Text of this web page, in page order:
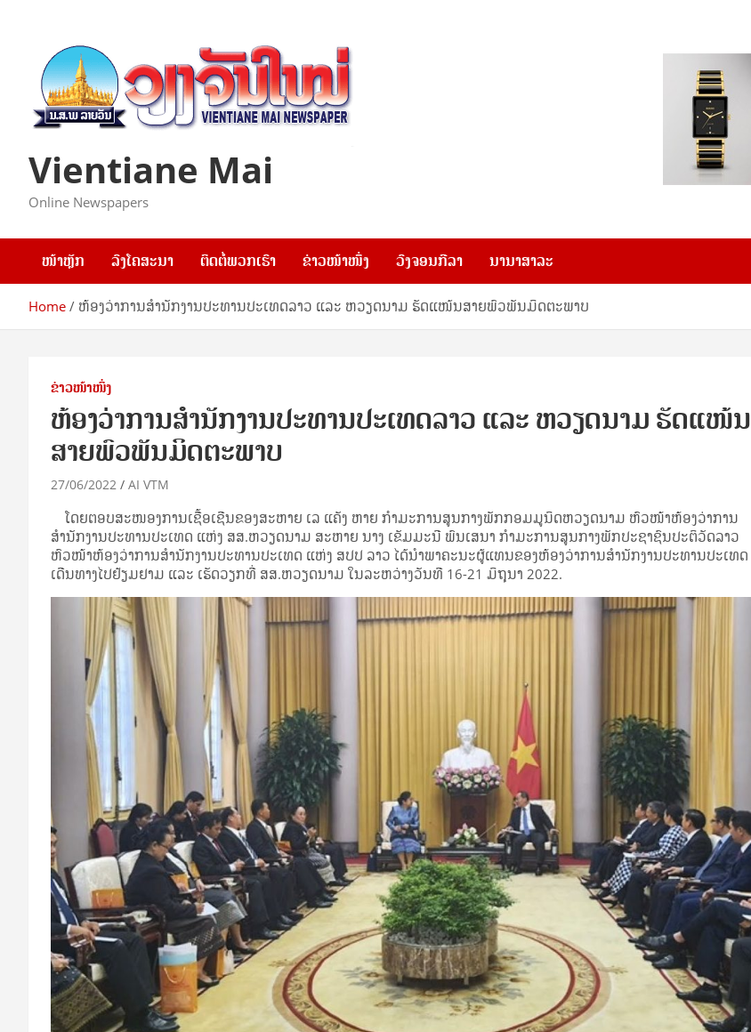
Vientiane Mai
Online Newspapers
ໜ້າຫຼັກ ລົງໂຄສະນາ ຕິດຕໍ່ພວກເຮົາ ຂ່າວໜ້າໜຶ່ງ ວົງຈອນກີລາ ນານາສາລະ
Home ຫ້ອງວ່າການສຳນັກງານປະທານປະເທດລາວ ແລະ ຫວຽດນາມ ຮັດແໜ້ນສາຍພົວພັນມິດຕະພາບ
ຂ່າວໜ້າໜຶ່ງ
ຫ້ອງວ່າການສຳນັກງານປະທານປະເທດລາວ ແລະ ຫວຽດນາມ ຮັດແໜ້ນ
ສາຍພົວພັນມິດຕະພາບ
27/06/2022 AI VTM
ໂດຍຕອບສະໜອງການເຊື້ອເຊີນຂອງສະຫາຍ ເລ ແຄັງ ຫາຍ ກຳມະການສູນກາງພັກກອມມູນິດຫວຽດນາມ ຫົວໜ້າຫ້ອງວ່າການ
ສຳນັກງານປະທານປະເທດ ແຫ່ງ ສສ.ຫວຽດນາມ ສະຫາຍ ນາງ ເຂັມມະນີ ພົນເສນາ ກຳມະການສູນກາງພັກປະຊາຊົນປະຕິວັດລາວ
ຫົວໜ້າຫ້ອງວ່າການສຳນັກງານປະທານປະເທດ ແຫ່ງ ສປປ ລາວ ໄດ້ນຳພາຄະນະຜູ້ແທນຂອງຫ້ອງວ່າການສຳນັກງານປະທານປະເທດ
ເດີນທາງໄປຢ້ຽມຢາມ ແລະ ເຮັດວຽກທີ່ ສສ.ຫວຽດນາມ ໃນລະຫວ່າງວັນທີ 16-21 ມິຖຸນາ 2022.